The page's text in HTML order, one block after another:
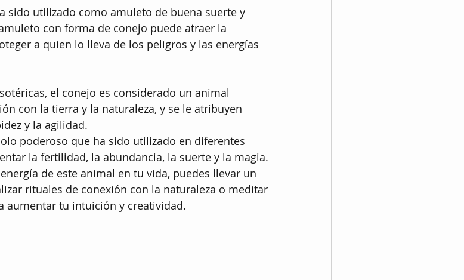
sido utilizado como amuleto de buena suerte y
con forma de conejo puede atraer la
a quien lo lleva de los peligros y las energías
el conejo es considerado un animal
con la tierra y la naturaleza, y se le atribuyen
y la agilidad.
poderoso que ha sido utilizado en diferentes
la fertilidad, la abundancia, la suerte y la magia.
de este animal en tu vida, puedes llevar un
rituales de conexión con la naturaleza o meditar
aumentar tu intuición y creatividad.